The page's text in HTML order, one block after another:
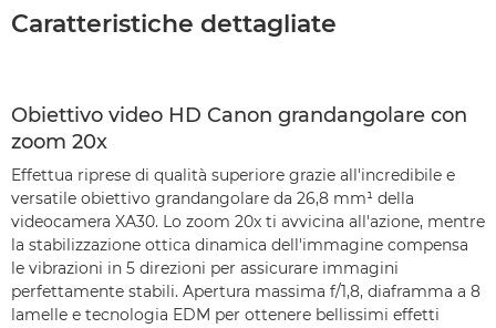
Caratteristiche dettagliate
Obiettivo video HD Canon grandangolare con
zoom 20x
Effettua riprese di qualità superiore grazie all'incredibile e
versatile obiettivo grandangolare da 26,8 mm¹ della
videocamera XA30. Lo zoom 20x ti avvicina all'azione, mentre
la stabilizzazione ottica dinamica dell'immagine compensa
le vibrazioni in 5 direzioni per assicurare immagini
perfettamente stabili. Apertura massima f/1,8, diaframma a 8
lamelle e tecnologia EDM per ottenere bellissimi effetti